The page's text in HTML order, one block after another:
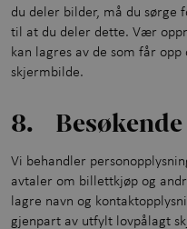
du deler bilder, må du sørge
til at du deler dette. Vær
kan lagres av de som får opp
skjermbilde.
8. Besøkende
Vi behandler
avtaler om billettkjøp og
lagre navn og
gjenpart av utfylt lovpålagt